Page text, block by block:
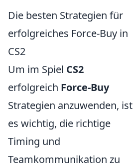
Die besten Strategien für
erfolgreiches Force-Buy in
CS2
Um im Spiel CS2
erfolgreich Force-Buy
Strategien anzuwenden, ist
es wichtig, die richtige
Timing und
Teamkommunikation zu